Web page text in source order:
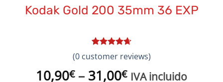
Kodak Gold 200 35mm 36 EXP
Rated
out of 5
3
customer
(0customer reviews)
10,90€ – 31,00€Price
IVA incluido